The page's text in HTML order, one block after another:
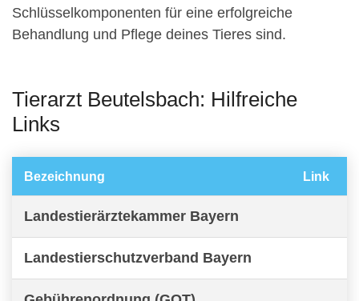
Schlüsselkomponenten für eine erfolgreiche
Behandlung und Pflege deines Tieres sind.
Tierarzt Beutelsbach: Hilfreiche
Links
Bezeichnung Link
Landestierärztekammer Bayern
Landestierschutzverband Bayern